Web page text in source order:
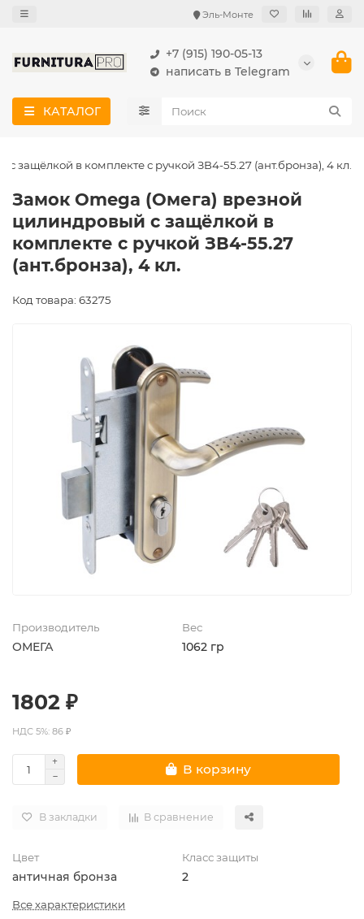
Эль-Монте
+7 (915) 190-05-13
написать в Telegram
КАТАЛОГ
защёлкой в комплекте с ручкой ЗВ4-55.27 (ант.бронза), 4 кл.
Замок Omega (Омега) врезной
цилиндровый с защёлкой в
комплекте с ручкой ЗВ4-55.27
(ант.бронза), 4 кл.
Код товара: 63275
Производитель
ОМЕГА
Вес
1062 гр
1802 ₽
НДС 5%: 86 ₽
В корзину
В закладки В сравнение
Цвет
античная бронза
Класс защиты
2
Все характеристики